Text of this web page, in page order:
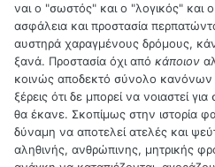
ναι ο "σωστός" και ο "λογικός" και
ασφάλεια και προστασία
αυστηρά χαραγμένους δρόμους,
ξανά. Προστασία όχι από κάποιον
κοινώς αποδεκτό σύνολο
ξέρεις ότι δε μπορεί να νοιαστεί
θα έκανε. Σκοπίμως στην ιστορία
δύναμη να αποτελεί ατελές και
αληθινής, ανθρώπινης, μητρικής